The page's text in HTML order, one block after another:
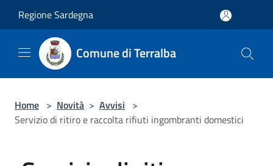
Regione Sardegna
Comune di Terralba
Home > Novità > Avvisi >
Servizio di ritiro e raccolta rifiuti ingombranti domestici